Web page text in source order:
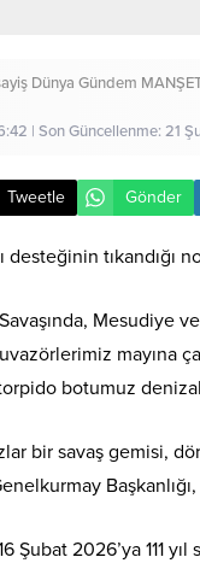
Dünya Gündem
| Son Güncellenme: 21
Tweetle Gönder
desteğinin tıkandığı
Mesudiye
mayına
botumuz
bir savaş gemisi,
Şubat 2026’ya 111